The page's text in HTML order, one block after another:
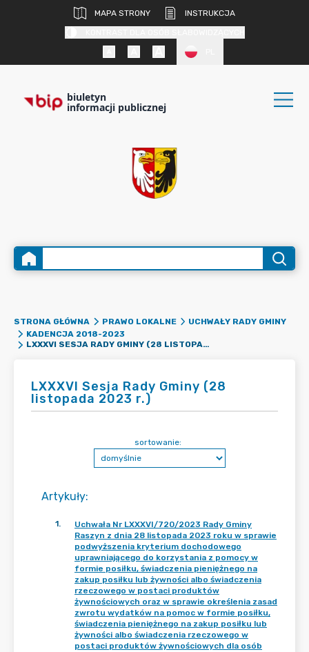
MAPA STRONY
INSTRUKCJA
biuletyn
informacji publicznej
STRONA GŁÓWNA PRAWO LOKALNE
UCHWAŁY RADY GMINY
KADENCJA 2018-2023
LXXXVI SESJA RADY GMINY (28 LISTOPADA 2023 R.)
LXXXVI Sesja Rady Gminy (28
listopada 2023 r.)
Artykuły:
sortowanie:
1.
Uchwała Nr LXXXVI/720/2023 Rady Gminy
Raszyn z dnia 28 listopada 2023 roku w sprawie
podwyższenia kryterium dochodowego
uprawniającego do korzystania z pomocy w
formie posiłku, świadczenia pieniężnego na
zakup posiłku lub żywności albo świadczenia
rzeczowego w postaci produktów
żywnościowych oraz w sprawie określenia zasad
zwrotu wydatków na pomoc w formie posiłku,
świadczenia pieniężnego na zakup posiłku lub
żywności albo świadczenia rzeczowego w
postaci produktów żywnościowych dla osób